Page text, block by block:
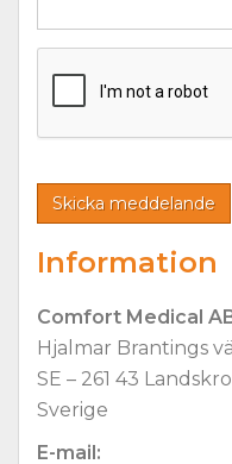
Information
Comfort Medical
Hjalmar Brantings
SE – 261 43
Sverige
E-mail: